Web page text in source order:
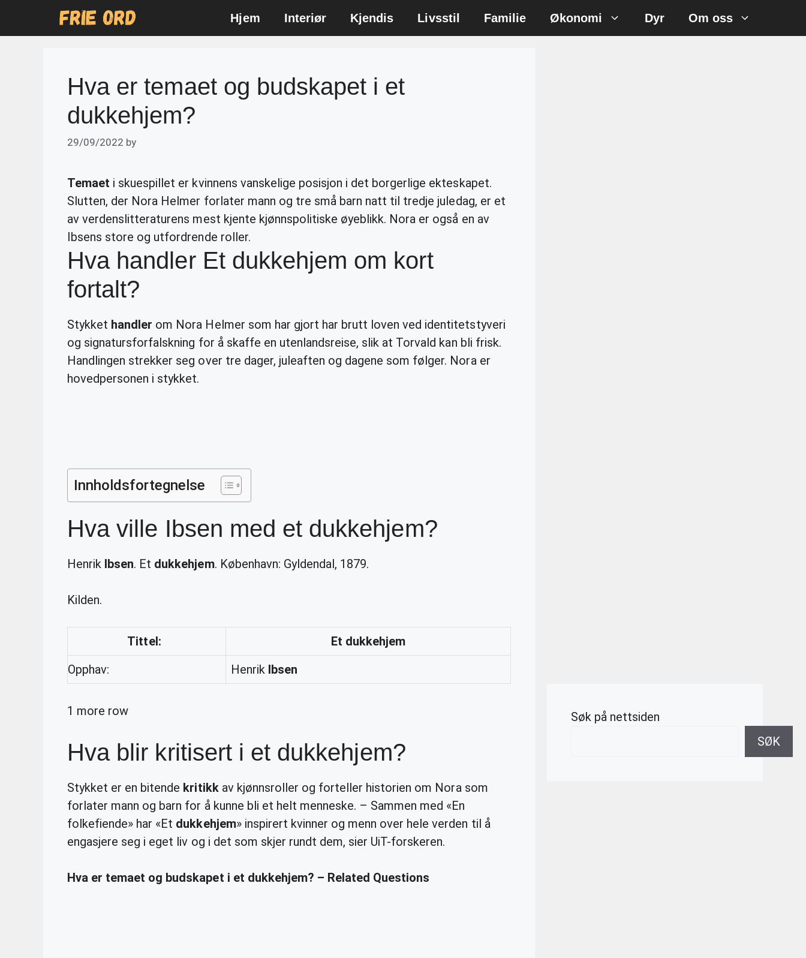
Hjem Interiør Kjendis Livsstil Familie Økonomi Dyr Om oss
Hva er temaet og budskapet i et
dukkehjem?
29/09/2022 by
Temaet i skuespillet er kvinnens vanskelige posisjon i det borgerlige ekteskapet.
Slutten, der Nora Helmer forlater mann og tre små barn natt til tredje juledag, er et
av verdenslitteraturens mest kjente kjønnspolitiske øyeblikk. Nora er også en av
Ibsens store og utfordrende roller.
Hva handler Et dukkehjem om kort
fortalt?
Stykket handler om Nora Helmer som har gjort har brutt loven ved identitetstyveri
og signatursforfalskning for å skaffe en utenlandsreise, slik at Torvald kan bli frisk.
Handlingen strekker seg over tre dager, juleaften og dagene som følger. Nora er
hovedpersonen i stykket.
Innholdsfortegnelse
Hva ville Ibsen med et dukkehjem?
Henrik Ibsen. Et dukkehjem. København: Gyldendal, 1879.
Kilden.
Tittel: Et dukkehjem
Opphav:
Henrik Ibsen
1 more row
Hva blir kritisert i et dukkehjem?
Stykket er en bitende kritikkav kjønnsroller og forteller historien om Nora som
forlater mann og barn for å kunne bli et helt menneske. – Sammen med «En
folkefiende» har «Et dukkehjem» inspirert kvinner og menn over hele verden til å
engasjere seg i eget liv og i det som skjer rundt dem, sier UiT-forskeren.
Hva er temaet og budskapet i et dukkehjem? – Related Questions
Søk på nettsiden
SØK